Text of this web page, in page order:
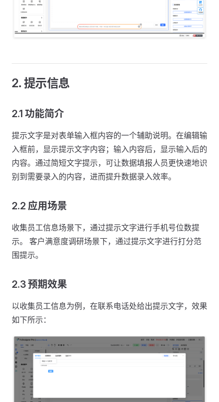
2. 提示信息
2.1 功能简介
提示文字是对表单输入框内容的一个辅助说明。在编辑输
入框前，显示提示文字内容；输入内容后，显示输入后的
内容。通过简短文字提示，可让数据填报人员更快速地识
别到需要录入的内容，进而提升数据录入效率。
2.2 应用场景
收集员工信息场景下，通过提示文字进行手机号位数提
示。 客户满意度调研场景下，通过提示文字进行打分范
围提示。
2.3 预期效果
以收集员工信息为例，在联系电话处给出提示文字，效果
如下所示：